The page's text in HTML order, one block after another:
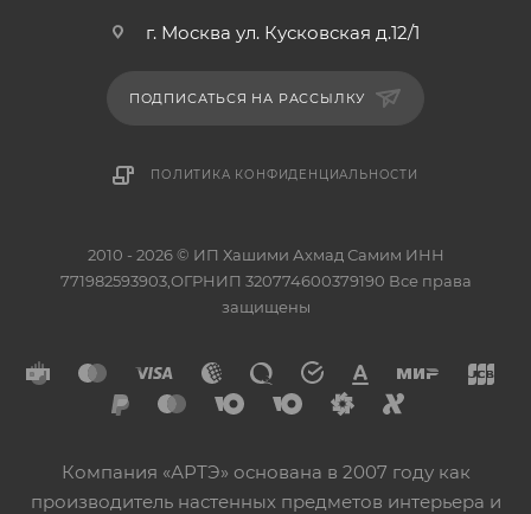
г. Москва ул. Кусковская д.12/1
ПОДПИСАТЬСЯ НА РАССЫЛКУ
ПОЛИТИКА КОНФИДЕНЦИАЛЬНОСТИ
2010 - 2026 © ИП Хашими Ахмад Самим ИНН
771982593903,ОГРНИП 320774600379190 Все права
защищены
Компания «АРТЭ» основана в 2007 году как
производитель настенных предметов интерьера и